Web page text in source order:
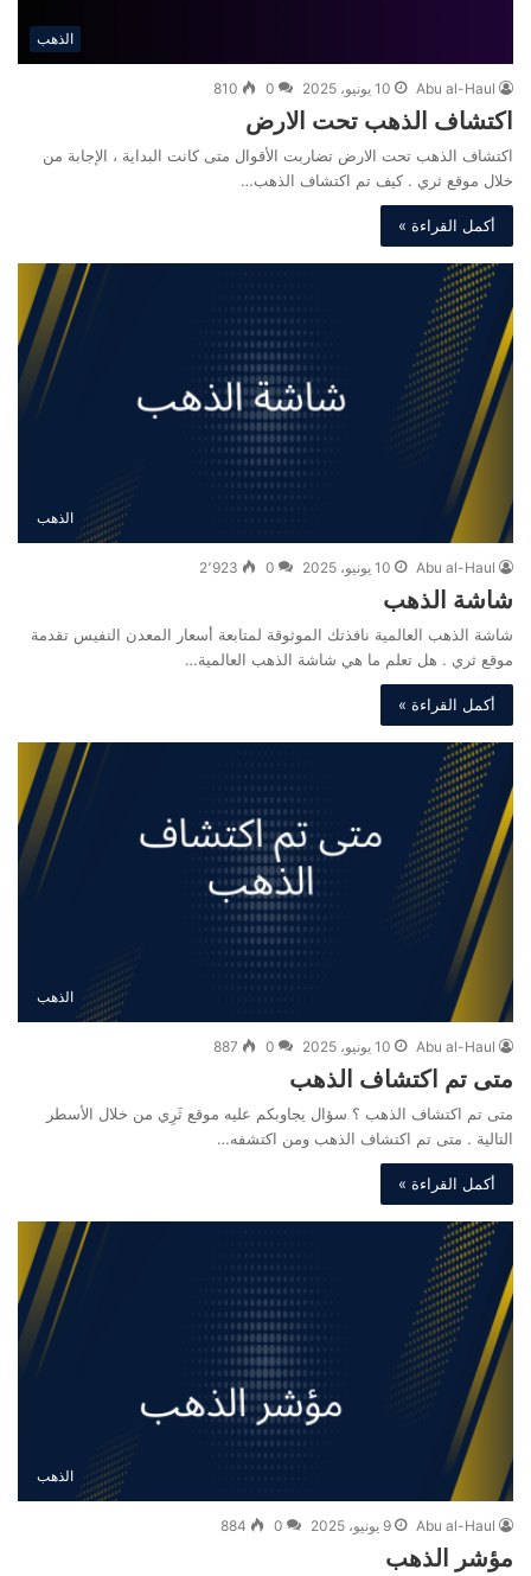
الذهب
Abu al-Haul 10 يونيو، 2025 0
810
اكتشاف الذهب تحت الارض
اكتشاف الذهب تحت الارض تضاربت الأقوال متى كانت البداية ، الإجابة من
خلال موقع ثري . كيف تم اكتشاف الذهب…
أكمل القراءة »
الذهب
Abu al-Haul 10 يونيو، 2025 0 2٬923
شاشة الذهب
شاشة الذهب العالمية نافذتك الموثوقة لمتابعة أسعار المعدن النفيس تقدمة
موقع ثري . هل تعلم ما هي شاشة الذهب العالمية…
أكمل القراءة »
الذهب
Abu al-Haul 10 يونيو، 2025 0
887
متى تم اكتشاف الذهب
متى تم اكتشاف الذهب ؟ سؤال يجاوبكم عليه موقع ثَرِي من خلال الأسطر
التالية . متى تم اكتشاف الذهب ومن اكتشفه…
أكمل القراءة »
الذهب
Abu al-Haul 9 يونيو، 2025 0
884
مؤشر الذهب